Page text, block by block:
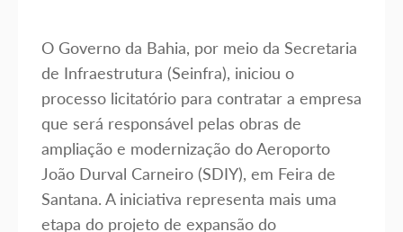
O Governo da Bahia, por meio da Secretaria
de Infraestrutura (Seinfra), iniciou o
processo licitatório para contratar a empresa
que será responsável pelas obras de
ampliação e modernização do Aeroporto
João Durval Carneiro (SDIY), em Feira de
Santana. A iniciativa representa mais uma
etapa do projeto de expansão do